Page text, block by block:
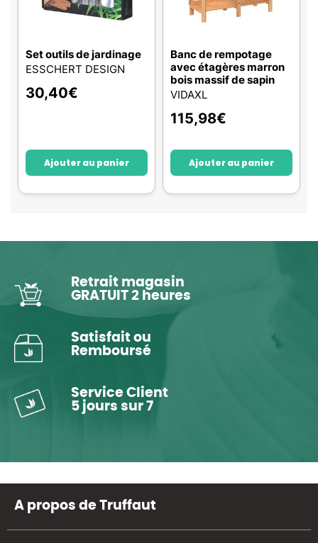
Set outils de jardinage
ESSCHERT DESIGN
30,40€
Ajouter au panier
Banc de rempotage
avec étagères marron
bois massif de sapin
VIDAXL
115,98€
Ajouter au panier
Retrait magasin
GRATUIT 2 heures
Satisfait ou
Remboursé
Service Client
5 jours sur 7
A propos de Truffaut